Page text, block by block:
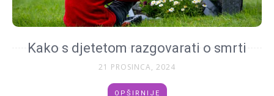
Kako s djetetom razgovarati o smrti
21 PROSINCA, 2024
OPŠIRNIJE